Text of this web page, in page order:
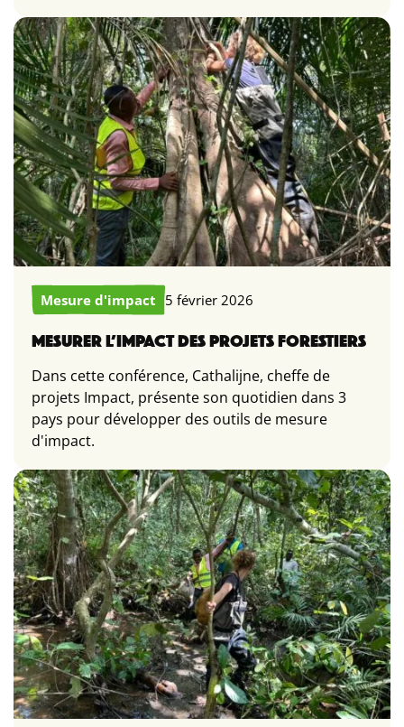
Mesure d'impact 5 février 2026
MESURER L’IMPACT DES PROJETS FORESTIERS
Dans cette conférence, Cathalijne, cheffe de
projets Impact, présente son quotidien dans 3
pays pour développer des outils de mesure
d'impact.